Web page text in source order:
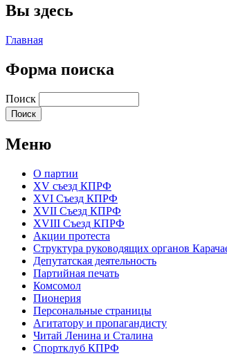
Вы здесь
Главная
Форма поиска
Поиск
Меню
О партии
XV съезд КПРФ
XVI Съезд КПРФ
XVII Cъезд КПРФ
XVIII Cъезд КПРФ
Акции протеста
Структура руководящих органов
Депутатская деятельность
Партийная печать
Комсомол
Пионерия
Персональные страницы
Агитатору и пропагандисту
Читай Ленина и Сталина
Спортклуб КПРФ